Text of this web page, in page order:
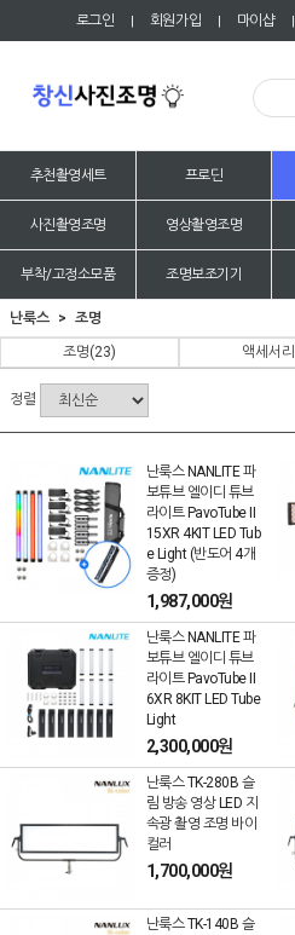
로그인 | 회원가입 | 마이샵 |
추천촬영세트 프로딘
사진촬영조명 영상촬영조명
부착/고정소모품 조명보조기기
난룩스
조명
조명(23) 액세서리
정렬
난룩스 NANLITE 파
보튜브 엘이디 튜브
라이트 PavoTube II
15XR 4KIT LED Tub
e Light (반도어 4개
증정)
1,987,000원
난룩스 NANLITE 파
보튜브 엘이디 튜브
라이트 PavoTube II
6XR 8KIT LED Tube
Light
2,300,000원
난룩스 TK-280B 슬
림 방송 영상 LED 지
속광 촬영 조명 바이
컬러
1,700,000원
난룩스 TK-140B 슬